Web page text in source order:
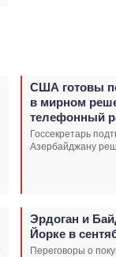
США готовы
в мирном
телефонный
Госсекретарь
Азербайджану
Эрдоган и
Йорке в
Переговоры о